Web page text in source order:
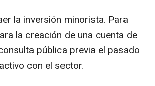
la inversión minorista. Para
la creación de una cuenta de
pública previa el pasado
con el sector.